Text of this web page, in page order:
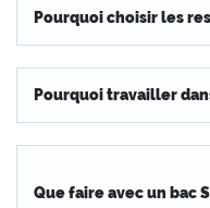
Pourquoi choisir les
Pourquoi travailler
Que faire avec un bac